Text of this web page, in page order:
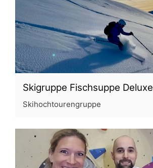
Skigruppe Fischsuppe Deluxe
Skihochtourengruppe